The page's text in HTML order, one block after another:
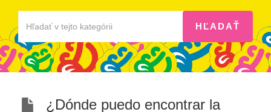
¿Dónde puedo encontrar la